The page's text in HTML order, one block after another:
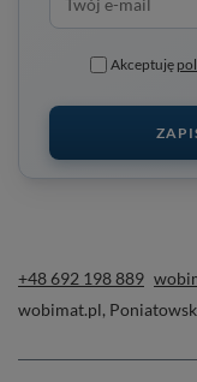
Akceptuję
+48 692 198 889
wobimat.pl,